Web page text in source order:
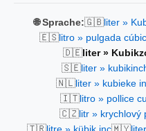
🌐 Sprache:🇬🇧liter »
🇪🇸litro » pulgada
🇩🇪liter »
🇸🇪liter »
🇳🇱liter » kubieke
🇮🇹litro » pollice
🇨🇿litr » krychlový